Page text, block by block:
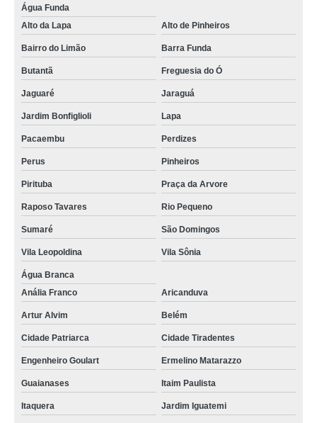
Água Funda
Alto da Lapa
Alto de Pinheiros
Bairro do Limão Barra Funda
Butantã Freguesia do Ó
Jaguaré Jaraguá
Jardim Bonfiglioli Lapa
Pacaembu Perdizes
Perus Pinheiros
Pirituba Praça da Arvore
Raposo Tavares Rio Pequeno
Sumaré São Domingos
Vila Leopoldina Vila Sônia
Água Branca
Anália Franco
Aricanduva
Artur Alvim Belém
Cidade Patriarca Cidade Tiradentes
Engenheiro Goulart Ermelino Matarazzo
Guaianases Itaim Paulista
Itaquera Jardim Iguatemi